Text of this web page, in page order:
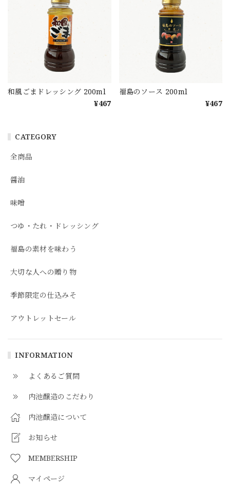
CATEGORY
全商品
醤油
味噌
つゆ・たれ・ドレッシング
福島の素材を味わう
大切な人への贈り物
季節限定の仕込みそ
アウトレットセール
INFORMATION
よくあるご質問
内池醸造のこだわり
内池醸造について
お知らせ
MEMBERSHIP
マイページ
和風ごまドレッシング 200ml
¥467
福島のソース 200ml
¥467